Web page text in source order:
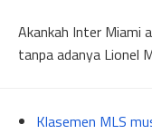
Akankah Inter Miami
tanpa adanya Lionel
Klasemen MLS